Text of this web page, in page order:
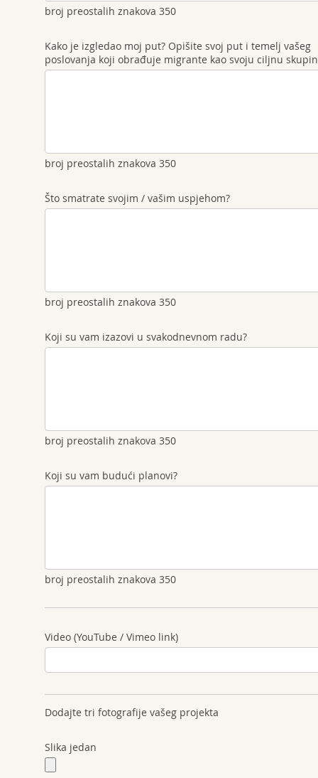
broj preostalih znakova 350
Kako je izgledao moj put? Opišite svoj put i temelj vašeg
poslovanja koji obrađuje migrante kao svoju ciljnu
broj preostalih znakova 350
Što smatrate svojim / vašim uspjehom?
broj preostalih znakova 350
Koji su vam izazovi u svakodnevnom radu?
broj preostalih znakova 350
Koji su vam budući planovi?
broj preostalih znakova 350
Video (YouTube / Vimeo link)
Dodajte tri fotografije vašeg projekta
Slika jedan